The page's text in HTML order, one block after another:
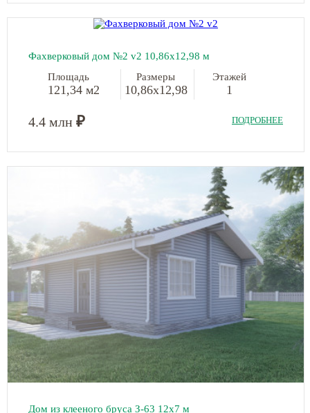
Фахверковый дом №2 v2 10,86х12,98 м
Площадь
121,34 м2
Размеры
10,86х12,98
Этажей
1
4.4 млн ₽ ПОДРОБНЕЕ
Дом из клееного бруса З-63 12х7 м